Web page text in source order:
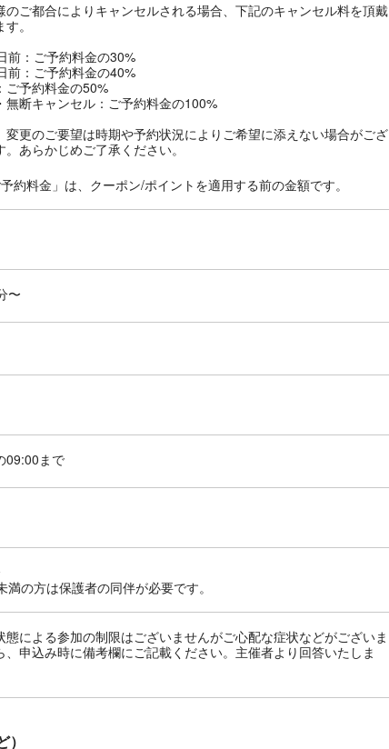
のご都合によりキャンセルされる場合、下記のキャンセル料を頂戴
。
前：ご予約料金の30%
前：ご予約料金の40%
ご予約料金の50%
無断キャンセル：ご予約料金の100%
変更のご要望は時期や予約状況によりご希望に添えない場合がござ
。あらかじめご了承ください。
約料金」は、クーポン/ポイントを適用する前の金額です。
〜
09:00まで
満の方は保護者の同伴が必要です。
態による参加の制限はございませんがご心配な症状などがございま
、申込み時に備考欄にご記載ください。主催者より回答いたしま